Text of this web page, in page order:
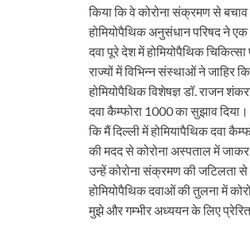
किया कि वे कोरोना संक्रमण से
होमियोपैथिक अनुसंधान परिषद ने
दवा पूरे देश में होमियोपैथिक
राज्यों में विभिन्न संस्थाओं ने जाहिर
होमियोपैथिक विशेषज्ञ डॉ. राजन
दवा कैम्फोरा 1000 का सुझाव
कि मैं दिल्ली में होमियापैथिक दवा
की मदद से कोरोना अस्पताल में
उन्हें कोरोना संक्रमण की जटिलता
होमियोपैथिक दवाओं की तुलना में
मुझे और गम्भीर अध्ययन के लिए